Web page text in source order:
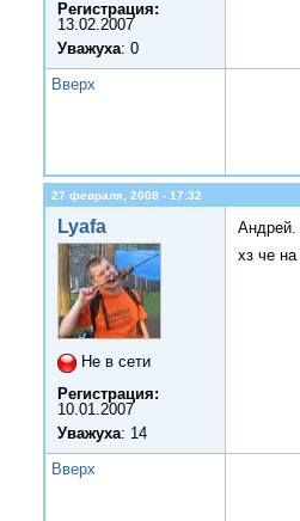
Регистрация:
13.02.2007
Уважуха: 0
Вверх
27 февраля, 2008 - 17:32
Lyafa
Не в сети
Регистрация:
10.01.2007
Уважуха: 14
Андрей.
хз че
Вверх